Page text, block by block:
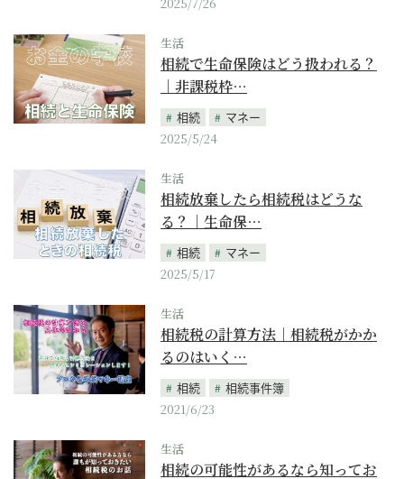
生活
相続で生命保険はどう扱われる？
｜非課税枠…
相続
マネー
2025/5/24
生活
相続放棄したら相続税はどうな
る？｜生命保…
相続
マネー
2025/5/17
生活
相続税の計算方法｜相続税がかか
るのはいく…
相続
相続事件簿
2021/6/23
生活
相続の可能性があるなら知ってお